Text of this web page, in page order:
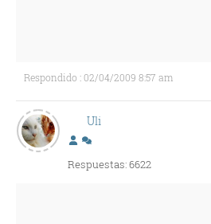
Respondido : 02/04/2009 8:57 am
Uli
Respuestas: 6622